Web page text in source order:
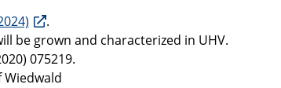
.
be grown and characterized in UHV.
075219.
Wiedwald